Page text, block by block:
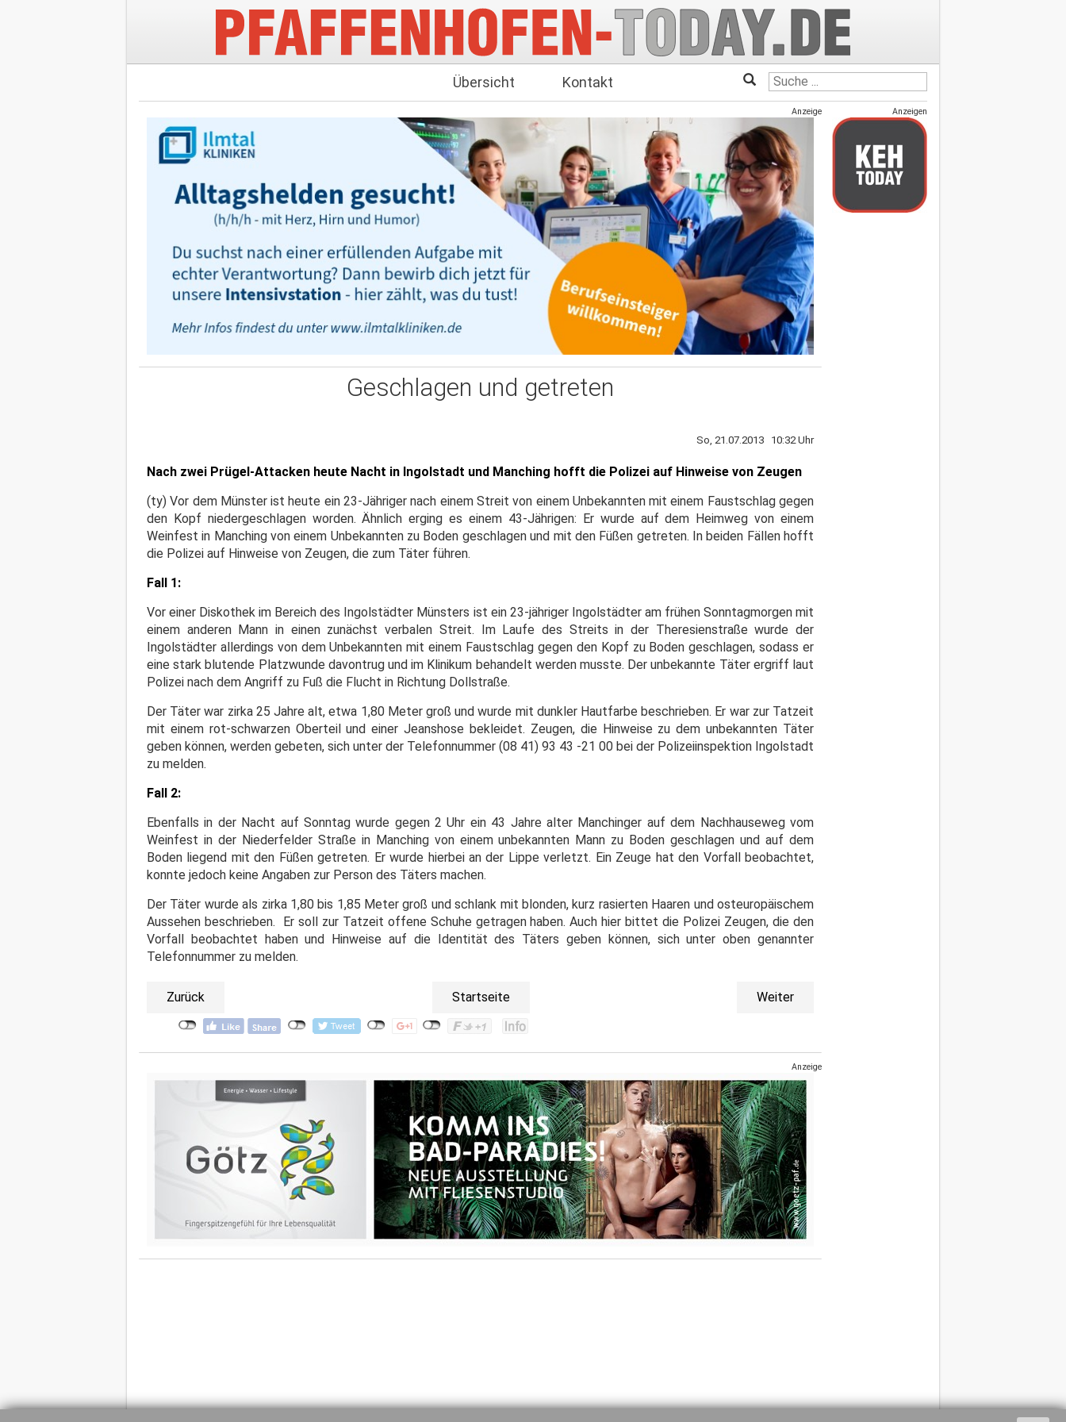
Übersicht Kontakt
Anzeige
Geschlagen und getreten
So, 21.07.2013 10:32 Uhr
Nach zwei Prügel-Attacken heute Nacht in Ingolstadt und Manching hofft die Polizei auf Hinweise von Zeugen
(ty) Vor dem Münster ist heute ein 23-Jähriger nach einem Streit von einem Unbekannten mit einem Faustschlag gegen
den Kopf niedergeschlagen worden. Ähnlich erging es einem 43-Jährigen: Er wurde auf dem Heimweg von einem
Weinfest in Manching von einem Unbekannten zu Boden geschlagen und mit den Füßen getreten. In beiden Fällen hofft
die Polizei auf Hinweise von Zeugen, die zum Täter führen.
Fall 1:
Vor einer Diskothek im Bereich des Ingolstädter Münsters ist ein 23-jähriger Ingolstädter am frühen Sonntagmorgen mit
einem anderen Mann in einen zunächst verbalen Streit. Im Laufe des Streits in der Theresienstraße wurde der
Ingolstädter allerdings von dem Unbekannten mit einem Faustschlag gegen den Kopf zu Boden geschlagen, sodass er
eine stark blutende Platzwunde davontrug und im Klinikum behandelt werden musste. Der unbekannte Täter ergriff laut
Polizei nach dem Angriff zu Fuß die Flucht in Richtung Dollstraße.
Der Täter war zirka 25 Jahre alt, etwa 1,80 Meter groß und wurde mit dunkler Hautfarbe beschrieben. Er war zur Tatzeit
mit einem rot-schwarzen Oberteil und einer Jeanshose bekleidet. Zeugen, die Hinweise zu dem unbekannten Täter
geben können, werden gebeten, sich unter der Telefonnummer (08 41) 93 43 -21 00 bei der Polizeiinspektion Ingolstadt
zu melden.
Fall 2:
Ebenfalls in der Nacht auf Sonntag wurde gegen 2 Uhr ein 43 Jahre alter Manchinger auf dem Nachhauseweg vom
Weinfest in der Niederfelder Straße in Manching von einem unbekannten Mann zu Boden geschlagen und auf dem
Boden liegend mit den Füßen getreten. Er wurde hierbei an der Lippe verletzt. Ein Zeuge hat den Vorfall beobachtet,
konnte jedoch keine Angaben zur Person des Täters machen.
Der Täter wurde als zirka 1,80 bis 1,85 Meter groß und schlank mit blonden, kurz rasierten Haaren und osteuropäischem
Aussehen beschrieben. Er soll zur Tatzeit offene Schuhe getragen haben. Auch hier bittet die Polizei Zeugen, die den
Vorfall beobachtet haben und Hinweise auf die Identität des Täters geben können, sich unter oben genannter
Telefonnummer zu melden.
Zurück Startseite Weiter
Anzeige
Anzeigen